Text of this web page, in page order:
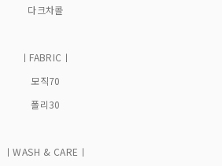
다크차콜
ㅣFABRICㅣ
모직70
폴리30
ㅣWASH & CAREㅣ